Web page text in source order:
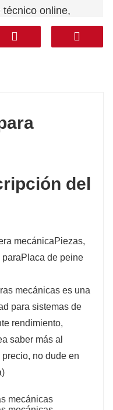
online,
otros
IVA
del
mecánicaPiezas,
Placa de peine
mecánicas es una
para sistemas de
rendimiento,
saber más al
no dude en